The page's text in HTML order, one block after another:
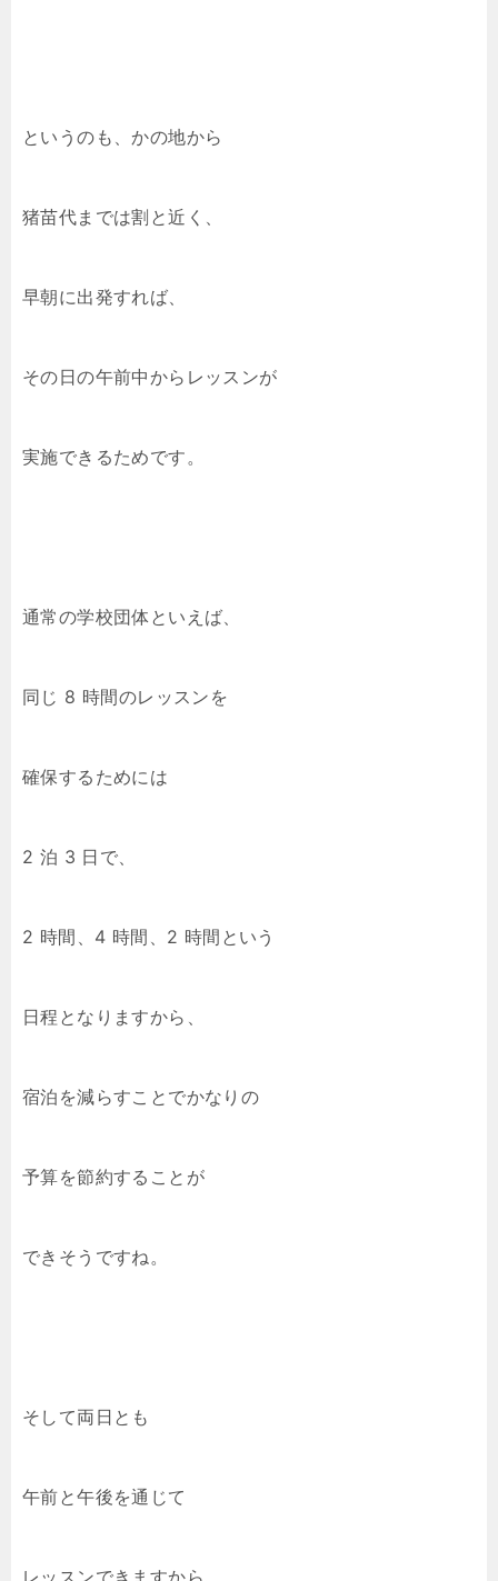
というのも、かの地から
猪苗代までは割と近く、
早朝に出発すれば、
その日の午前中からレッスンが
実施できるためです。
通常の学校団体といえば、
同じ 8 時間のレッスンを
確保するためには
2 泊 3 日で、
2 時間、4 時間、2 時間という
日程となりますから、
宿泊を減らすことでかなりの
予算を節約することが
できそうですね。
そして両日とも
午前と午後を通じて
レッスンできますから、